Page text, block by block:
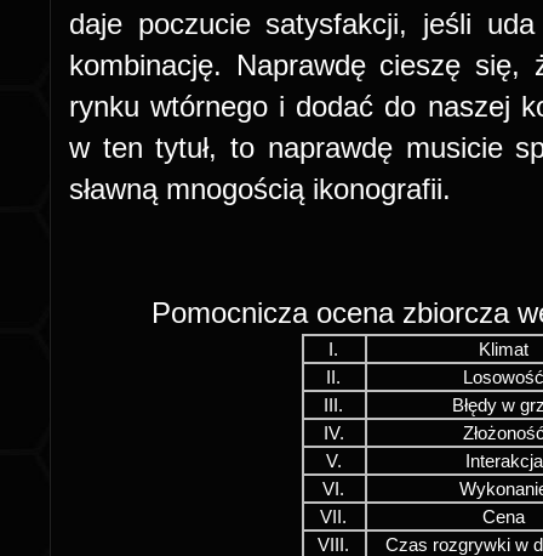
daje poczucie satysfakcji, jeśli
kombinację. Naprawdę cieszę
rynku wtórnego i dodać do naszej
w ten tytuł, to naprawdę musicie
sławną mnogością ikonografii.
Pomocnicza ocena zbiorcza
I.
Klimat
II.
III.
Błędy w
IV.
V.
Interakcja
VI.
VII.
Cena
VIII.
Czas rozgrywki w